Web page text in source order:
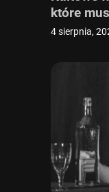
które
4 sierpnia,